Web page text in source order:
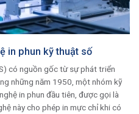
in phun kỹ thuật số
có nguồn gốc từ sự phát triển
những năm 1950, một nhóm kỹ
in phun đầu tiên, được gọi là
này cho phép in mực chỉ khi có